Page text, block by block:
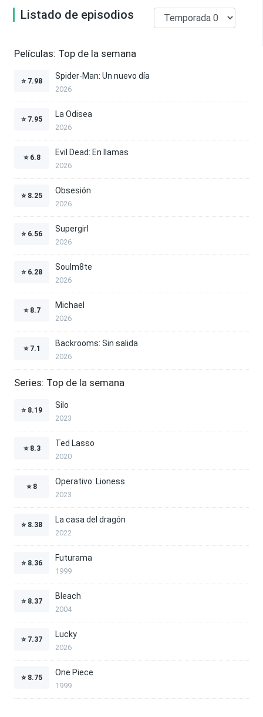
Listado de episodios
Películas: Top de la semana
⭐ 7.98
Spider-Man: Un nuevo día
2026
⭐ 7.95
La Odisea
2026
⭐ 6.8
Evil Dead: En llamas
2026
⭐ 8.25
Obsesión
2026
⭐ 6.56
Supergirl
2026
⭐ 6.28
Soulm8te
2026
⭐ 8.7
Michael
2026
⭐ 7.1
Backrooms: Sin salida
2026
Series: Top de la semana
⭐ 8.19
Silo
2023
⭐ 8.3
Ted Lasso
2020
⭐ 8
Operativo: Lioness
2023
⭐ 8.38
La casa del dragón
2022
⭐ 8.36
Futurama
1999
⭐ 8.37
Bleach
2004
⭐ 7.37
Lucky
2026
⭐ 8.75
One Piece
1999